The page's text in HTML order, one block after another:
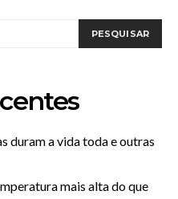
PESQUISAR
duram a vida toda e outras
mais alta do que